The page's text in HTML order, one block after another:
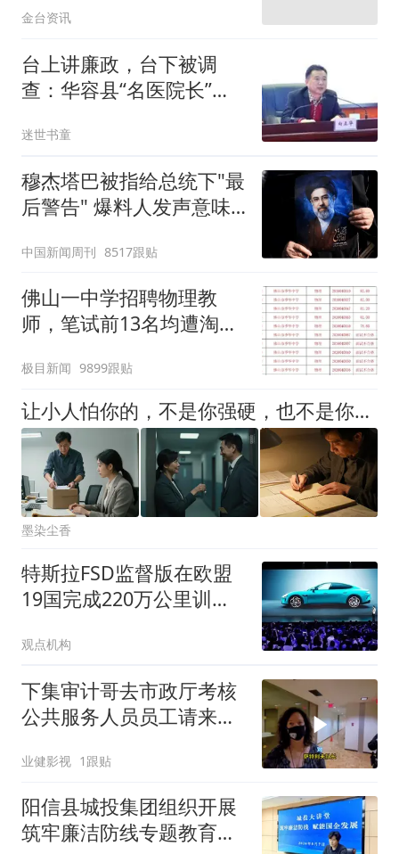
金台资讯
台上讲廉政，台下被调
查：华容县“名医院长”向
迷世书童
穆杰塔巴被指给总统下"最
后警告" 爆料人发声意味
中国新闻周刊 8517跟贴
佛山一中学招聘物理教
师，笔试前13名均遭淘
聘，成立调查组全面核查
极目新闻 9899跟贴
让小人怕你的，不是你强硬，也不是你翻脸，而是你摸透了他人性的3个弱点，让他再也不敢招惹你
墨染尘香
特斯拉FSD监督版在欧盟
19国完成220万公里训练
观点机构
下集审计哥去市政厅考核
公共服务人员员工请来警
业健影视 1跟贴
阳信县城投集团组织开展
筑牢廉洁防线专题教育培